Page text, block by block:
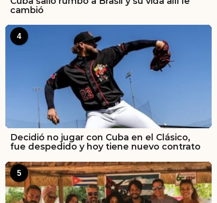
cambió
4
Decidió no jugar con Cuba en el Clásico,
fue despedido y hoy tiene nuevo contrato
5